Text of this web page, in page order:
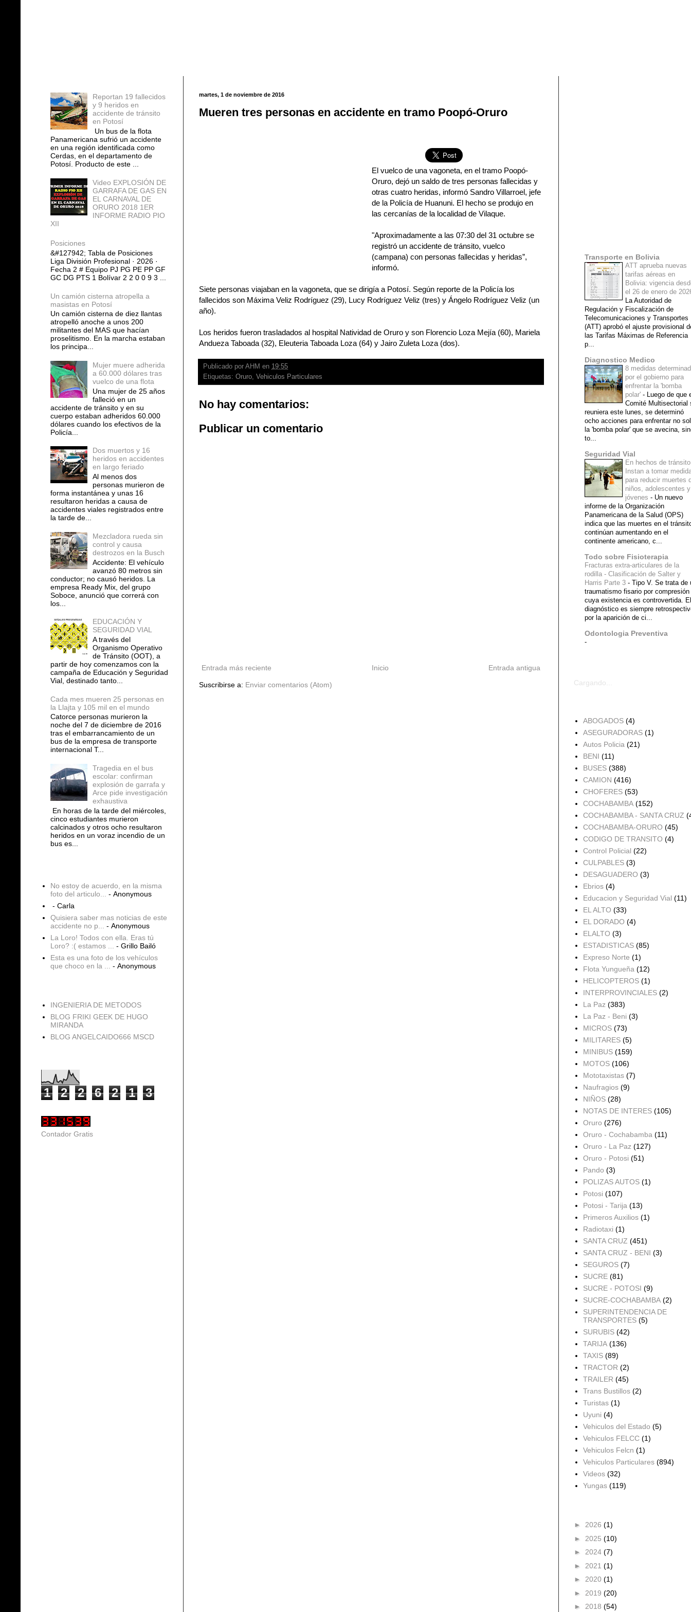
martes, 1 de noviembre de 2016
Mueren tres personas en accidente en tramo Poopó-Oruro
El vuelco de una vagoneta, en el tramo Poopó-
Oruro, dejó un saldo de tres personas fallecidas y
otras cuatro heridas, informó Sandro Villarroel, jefe
de la Policía de Huanuni. El hecho se produjo en
las cercanías de la localidad de Vilaque.
"Aproximadamente a las 07:30 del 31 octubre se
registró un accidente de tránsito, vuelco
(campana) con personas fallecidas y heridas”,
informó.
Siete personas viajaban en la vagoneta, que se dirigía a Potosí. Según reporte de la Policía los
fallecidos son Máxima Veliz Rodríguez (29), Lucy Rodríguez Veliz (tres) y Ángelo Rodríguez Veliz (un
año).
Los heridos fueron trasladados al hospital Natividad de Oruro y son Florencio Loza Mejía (60), Mariela
Andueza Taboada (32), Eleuteria Taboada Loza (64) y Jairo Zuleta Loza (dos).
Publicado por AHM en 19:55
Etiquetas: Oruro, Vehiculos Particulares
No hay comentarios:
Publicar un comentario
Entrada más reciente Entrada antigua
Inicio
Suscribirse a: Enviar comentarios (Atom)
Reportan 19 fallecidos
y 9 heridos en
accidente de tránsito
en Potosí
Un bus de la flota
Panamericana sufrió un accidente
en una región identificada como
Cerdas, en el departamento de
Potosí. Producto de este ...
Video EXPLOSIÓN DE
GARRAFA DE GAS EN
EL CARNAVAL DE
ORURO 2018 1ER
INFORME RADIO PIO
XII
Posiciones
&#127942; Tabla de Posiciones
Liga División Profesional · 2026 ·
Fecha 2 # Equipo PJ PG PE PP GF
GC DG PTS 1 Bolívar 2 2 0 0 9 3 ...
Un camión cisterna atropella a
masistas en Potosí
Un camión cisterna de diez llantas
atropelló anoche a unos 200
militantes del MAS que hacían
proselitismo. En la marcha estaban
los principa...
Mujer muere adherida
a 60.000 dólares tras
vuelco de una flota
Una mujer de 25 años
falleció en un
accidente de tránsito y en su
cuerpo estaban adheridos 60.000
dólares cuando los efectivos de la
Policía...
Dos muertos y 16
heridos en accidentes
en largo feriado
Al menos dos
personas murieron de
forma instantánea y unas 16
resultaron heridas a causa de
accidentes viales registrados entre
la tarde de...
Mezcladora rueda sin
control y causa
destrozos en la Busch
Accidente: El vehículo
avanzó 80 metros sin
conductor; no causó heridos. La
empresa Ready Mix, del grupo
Soboce, anunció que correrá con
los...
EDUCACIÓN Y
SEGURIDAD VIAL
A través del
Organismo Operativo
de Tránsito (OOT), a
partir de hoy comenzamos con la
campaña de Educación y Seguridad
Vial, destinado tanto...
Cada mes mueren 25 personas en
la Llajta y 105 mil en el mundo
Catorce personas murieron la
noche del 7 de diciembre de 2016
tras el embarrancamiento de un
bus de la empresa de transporte
internacional T...
Tragedia en el bus
escolar: confirman
explosión de garrafa y
Arce pide investigación
exhaustiva
En horas de la tarde del miércoles,
cinco estudiantes murieron
calcinados y otros ocho resultaron
heridos en un voraz incendio de un
bus es...
No estoy de acuerdo, en la misma
foto del articulo...
- Anonymous
- Carla
Quisiera saber mas noticias de este
accidente no p...
- Anonymous
La Loro! Todos con ella. Eras tú
Loro? :( estamos ...
- Grillo Bailó
Esta es una foto de los vehículos
que choco en la ...
- Anonymous
INGENIERIA DE METODOS
BLOG FRIKI GEEK DE HUGO
MIRANDA
BLOG ANGELCAIDO666 MSCD
1 2 2 6 2 1 3
Contador Gratis
Transporte en Bolivia
ATT aprueba nuevas
tarifas aéreas en
Bolivia: vigencia
el 26 de enero de
La Autoridad de
Regulación y Fiscalización de
Telecomunicaciones y Transportes
(ATT) aprobó el ajuste provisional
las Tarifas Máximas de Referencia
p...
Diagnostico Medico
8 medidas
por el gobierno para
enfrentar la 'bomba
polar' - Luego de que
Comité Multisectorial
reuniera este lunes, se determinó
ocho acciones para enfrentar no
la 'bomba polar' que se avecina,
to...
Seguridad Vial
En hechos de tránsito
Instan a tomar
para reducir muertes
niños, adolescentes y
jóvenes - Un nuevo
informe de la Organización
Panamericana de la Salud (OPS)
indica que las muertes en el
continúan aumentando en el
continente americano, c...
Todo sobre Fisioterapia
Fracturas extra-articulares de la
rodilla - Clasificación de Salter y
Harris Parte 3 - Tipo V. Se trata de
traumatismo fisario por compresión
cuya existencia es controvertida. El
diagnóstico es siempre
por la aparición de ci...
Odontologia Preventiva
-
Cargando...
ABOGADOS (4)
ASEGURADORAS (1)
Autos Policia (21)
BENI (11)
BUSES (388)
CAMION (416)
CHOFERES (53)
COCHABAMBA (152)
COCHABAMBA - SANTA CRUZ
COCHABAMBA-ORURO (45)
CODIGO DE TRANSITO (4)
Control Policial (22)
CULPABLES (3)
DESAGUADERO (3)
Ebrios (4)
Educacion y Seguridad Vial (11)
EL ALTO (33)
EL DORADO (4)
ELALTO (3)
ESTADISTICAS (85)
Expreso Norte (1)
Flota Yungueña (12)
HELICOPTEROS (1)
INTERPROVINCIALES (2)
La Paz (383)
La Paz - Beni (3)
MICROS (73)
MILITARES (5)
MINIBUS (159)
MOTOS (106)
Mototaxistas (7)
Naufragios (9)
NIÑOS (28)
NOTAS DE INTERES (105)
Oruro (276)
Oruro - Cochabamba (11)
Oruro - La Paz (127)
Oruro - Potosi (51)
Pando (3)
POLIZAS AUTOS (1)
Potosi (107)
Potosi - Tarija (13)
Primeros Auxilios (1)
Radiotaxi (1)
SANTA CRUZ (451)
SANTA CRUZ - BENI (3)
SEGUROS (7)
SUCRE (81)
SUCRE - POTOSI (9)
SUCRE-COCHABAMBA (2)
SUPERINTENDENCIA DE
TRANSPORTES (5)
SURUBIS (42)
TARIJA (136)
TAXIS (89)
TRACTOR (2)
TRAILER (45)
Trans Bustillos (2)
Turistas (1)
Uyuni (4)
Vehiculos del Estado (5)
Vehiculos FELCC (1)
Vehiculos Felcn (1)
Vehiculos Particulares (894)
Videos (32)
Yungas (119)
► 2026 (1)
► 2025 (10)
► 2024 (7)
► 2021 (1)
► 2020 (1)
► 2019 (20)
► 2018 (54)